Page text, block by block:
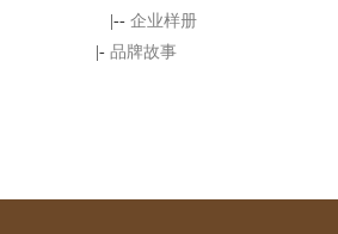
|-- 企业样册
|- 品牌故事